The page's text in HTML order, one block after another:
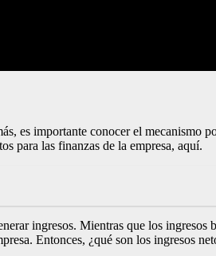
es importante conocer el mecanismo
para las finanzas de la empresa, aquí.
ingresos. Mientras que los ingresos
Entonces, ¿qué son los ingresos